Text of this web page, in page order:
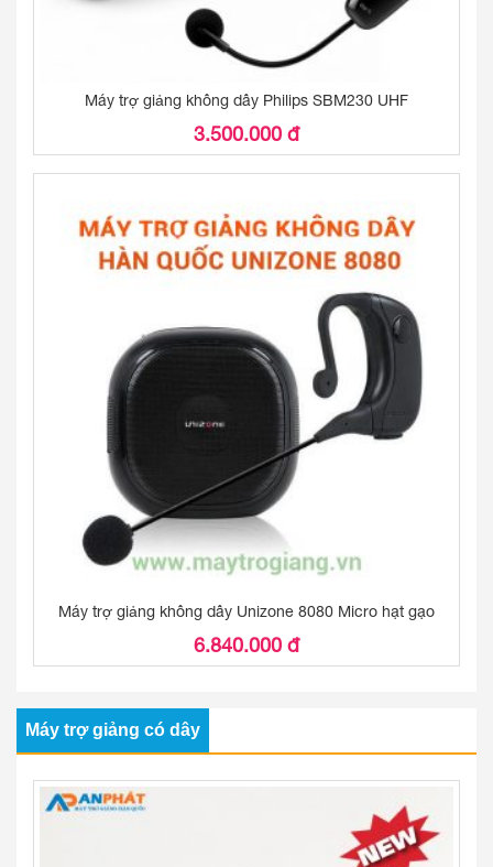
Máy trợ giảng không dây Philips SBM230 UHF
3.500.000 đ
Máy trợ giảng không dây Unizone 8080 Micro hạt gạo
6.840.000 đ
Máy trợ giảng có dây